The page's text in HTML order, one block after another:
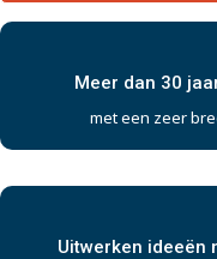
Meer dan 30
met een zeer
Uitwerken ideeën